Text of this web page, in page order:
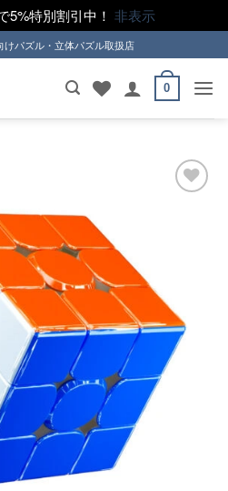
5%特別割引中！ 非表示
けパズル・立体パズル取扱店
0